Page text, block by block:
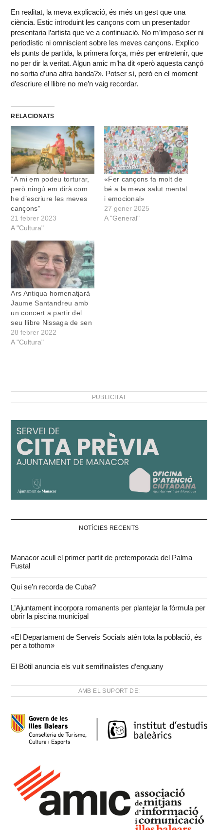
En realitat, la meva explicació, és més un gest que una
ciència. Estic introduint les cançons com un presentador
presentaria l’artista que ve a continuació. No m’imposo ser ni
periodístic ni omniscient sobre les meves cançons. Explico
els punts de partida, la primera força, més per entretenir, que
no per dir la veritat. Algun amic m’ha dit «però aquesta cançó
no sortia d’una altra banda?». Potser sí, però en el moment
d’escriure el llibre no me’n vaig recordar.
RELACIONATS
“A mi em podeu torturar,
però ningú em dirà com
he d’escriure les meves
cançons”
21 febrer 2023
A "Cultura"
«Fer cançons fa molt de
bé a la meva salut mental
i emocional»
27 gener 2025
A "General"
Ars Antiqua homenatjarà
Jaume Santandreu amb
un concert a partir del
seu llibre Nissaga de sen
28 febrer 2022
A "Cultura"
PUBLICITAT
NOTÍCIES RECENTS
Manacor acull el primer partit de pretemporada del Palma
Fustal
Qui se’n recorda de Cuba?
L’Ajuntament incorpora romanents per plantejar la fórmula per
obrir la piscina municipal
«El Departament de Serveis Socials atén tota la població, és
per a tothom»
El Bòtil anuncia els vuit semifinalistes d’enguany
AMB EL SUPORT DE: